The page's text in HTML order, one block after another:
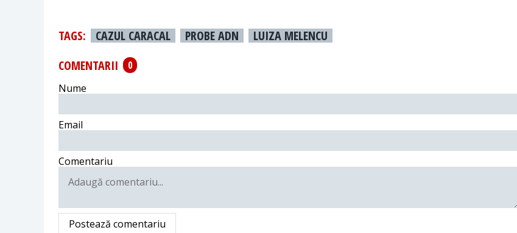
TAGS: CAZUL CARACAL PROBE ADN
LUIZA MELENCU
COMENTARII
0
Nume
Email
Comentariu
Postează comentariu